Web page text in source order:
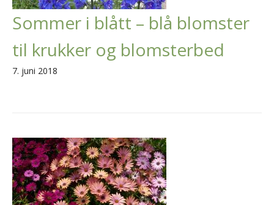
Sommer i blått – blå blomster
til krukker og blomsterbed
7. juni 2018